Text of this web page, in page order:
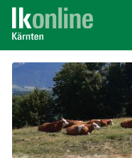
Startseite